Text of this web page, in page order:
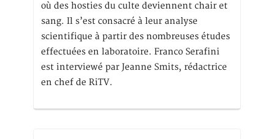
où des hosties du culte deviennent chair et
sang. Il s’est consacré à leur analyse
scientifique à partir des nombreuses études
effectuées en laboratoire. Franco Serafini
est interviewé par Jeanne Smits, rédactrice
en chef de RiTV.